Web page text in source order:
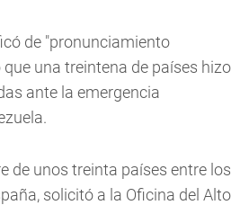
de "pronunciamiento
una treintena de países hizo
ante la emergencia
de unos treinta países entre los
solicitó a la Oficina del Alto